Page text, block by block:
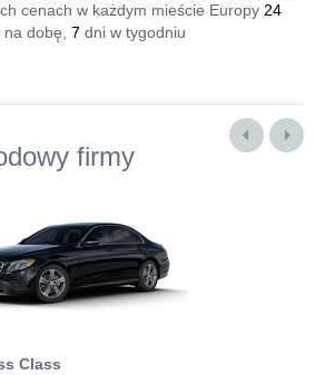
cenach w każdym mieście Europy 24
dobę, 7 dni w tygodniu
firmy
Class